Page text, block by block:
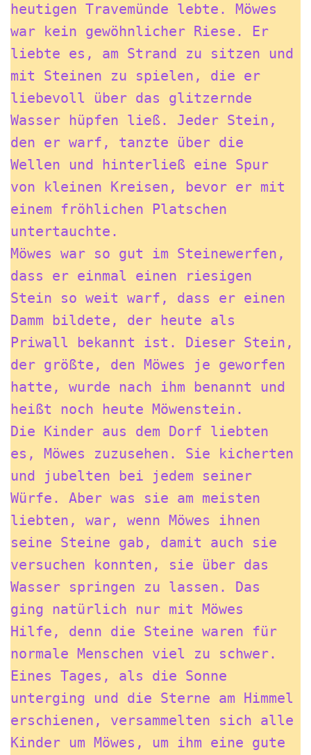
heutigen Travemünde lebte. Möwes
war kein gewöhnlicher Riese. Er
liebte es, am Strand zu sitzen und
mit Steinen zu spielen, die er
liebevoll über das glitzernde
Wasser hüpfen ließ. Jeder Stein,
den er warf, tanzte über die
Wellen und hinterließ eine Spur
von kleinen Kreisen, bevor er mit
einem fröhlichen Platschen
untertauchte.
Möwes war so gut im Steinewerfen,
dass er einmal einen riesigen
Stein so weit warf, dass er einen
Damm bildete, der heute als
Priwall bekannt ist. Dieser Stein,
der größte, den Möwes je geworfen
hatte, wurde nach ihm benannt und
heißt noch heute Möwenstein.
Die Kinder aus dem Dorf liebten
es, Möwes zuzusehen. Sie kicherten
und jubelten bei jedem seiner
Würfe. Aber was sie am meisten
liebten, war, wenn Möwes ihnen
seine Steine gab, damit auch sie
versuchen konnten, sie über das
Wasser springen zu lassen. Das
ging natürlich nur mit Möwes
Hilfe, denn die Steine waren für
normale Menschen viel zu schwer.
Eines Tages, als die Sonne
unterging und die Sterne am Himmel
erschienen, versammelten sich alle
Kinder um Möwes, um ihm eine gute